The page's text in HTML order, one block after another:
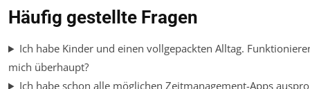
Häufig gestellte Fragen
Ich habe Kinder und einen vollgepackten Alltag.
mich überhaupt?
Ich habe schon alle möglichen Zeitmanagement-Apps